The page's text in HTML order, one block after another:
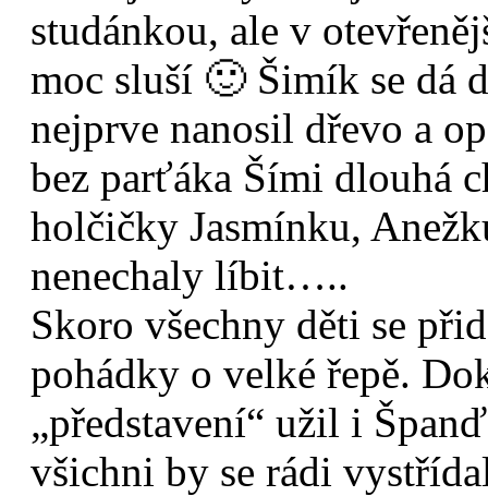
studánkou, ale v
moc sluší 🙂 Šimík se dá
nejprve nanosil dřevo a
bez parťáka Šími dlouhá
holčičky Jasmínku,
nenechaly líbit…..
Skoro všechny děti se
pohádky o velké řepě.
„představení“ užil i
všichni by se rádi